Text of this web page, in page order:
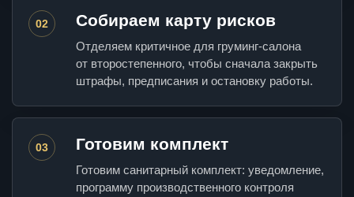
02 Собираем карту рисков
Отделяем критичное для груминг-салона
от второстепенного, чтобы сначала закрыть
штрафы, предписания и остановку работы.
03 Готовим комплект
Готовим санитарный комплект: уведомление,
программу производственного контроля